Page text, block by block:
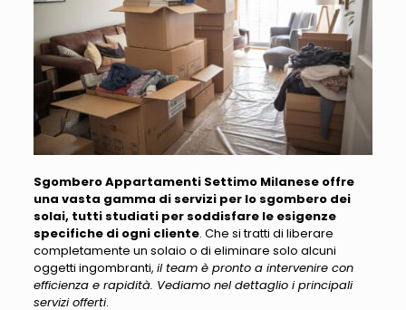
Sgombero Appartamenti Settimo Milanese offre
una vasta gamma di servizi per lo sgombero dei
solai, tutti studiati per soddisfare le esigenze
specifiche di ogni cliente. Che si tratti di liberare
completamente un solaio o di eliminare solo alcuni
oggetti ingombranti, il team è pronto a intervenire con
efficienza e rapidità. Vediamo nel dettaglio i principali
servizi offerti.